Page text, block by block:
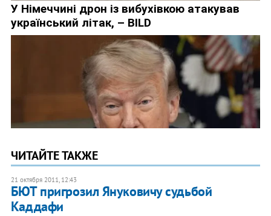
ЧИТАЙТЕ ТАКЖЕ
21 октября 2011, 12:43
БЮТ пригрозил Януковичу судьбой
Каддафи